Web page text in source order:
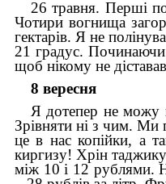
26 травня. Перші
Чотири вогнища
гектарів. Я не
21 градус.
щоб нікому не
8 вересня
Я дотепер не можу
Зрівняти ні з чим. Ми
це в нас копійки, а
киргизу! Хрін
між 10 і 12 рублями.